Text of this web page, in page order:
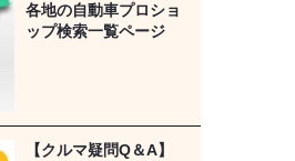
各地の自動車プロショ
ップ検索一覧ページ
【クルマ疑問Q＆A】